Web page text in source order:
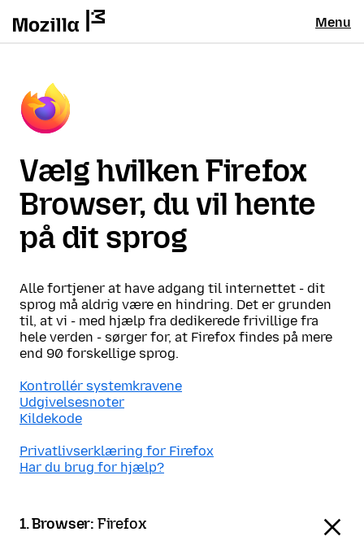
Menu
Vælg hvilken Firefox
Browser, du vil hente
på dit sprog
Alle fortjener at have adgang til internettet - dit
sprog må aldrig være en hindring. Det er grunden
til, at vi - med hjælp fra dedikerede frivillige fra
hele verden - sørger for, at Firefox findes på mere
end 90 forskellige sprog.
Kontrollér systemkravene
Udgivelsesnoter
Kildekode
Privatlivserklæring for Firefox
Har du brug for hjælp?
1. Browser: Firefox